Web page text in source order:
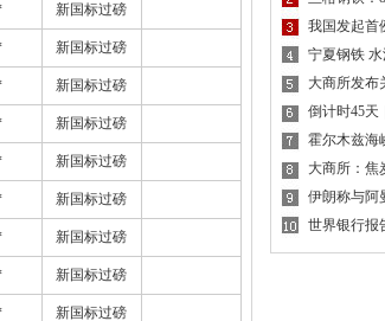
新国标过磅
新国标过磅
新国标过磅
新国标过磅
新国标过磅
新国标过磅
新国标过磅
新国标过磅
新国标过磅